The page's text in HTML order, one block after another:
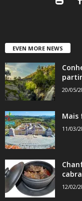
EVEN MORE NEWS
20/05/
Mais
11/03/
12/02/